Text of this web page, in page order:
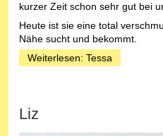
kurzer Zeit schon sehr gut bei
Heute ist sie eine total
Nähe sucht und bekommt.
Weiterlesen: Tessa
Liz